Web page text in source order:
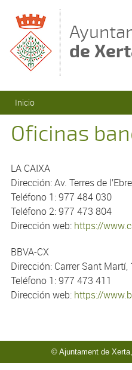
de
Se encuentra usted
Inicio
Oficinas
LA CAIXA
Dirección: Av. Terres de
Teléfono 1: 977 484 030
Teléfono 2: 977 473 804
Dirección web: https://
BBVA-CX
Dirección: Carrer Sant Martí,
Teléfono 1: 977 473 411
Dirección web: https://
© Ajuntament de